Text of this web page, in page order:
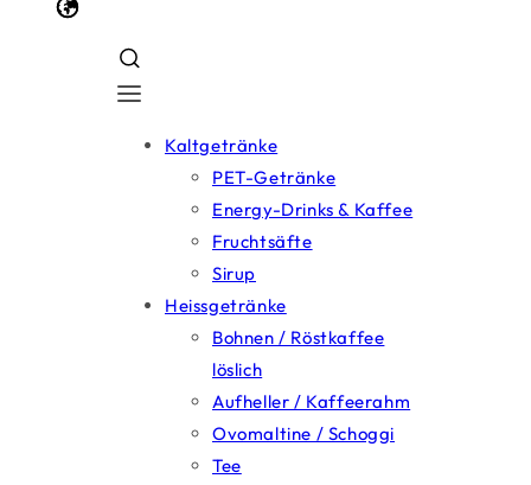
Kaltgetränke
PET-Getränke
Energy-Drinks & Kaffee
Fruchtsäfte
Sirup
Heissgetränke
Bohnen / Röstkaffee
löslich
Aufheller / Kaffeerahm
Ovomaltine / Schoggi
Tee